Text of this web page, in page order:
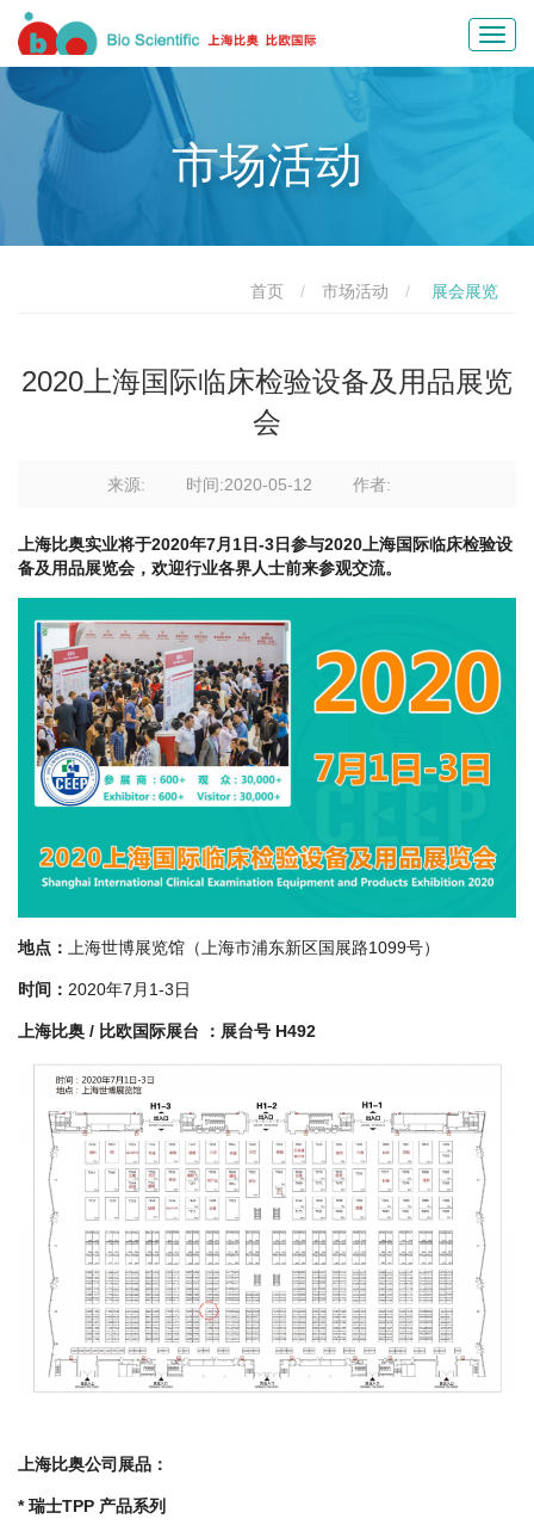
市场活动
首页 市场活动 展会展览
2020上海国际临床检验设备及用品展览
会
来源: 时间:2020-05-12 作者:
上海比奥实业将于2020年7月1日-3日参与2020上海国际临床检验设
备及用品展览会，欢迎行业各界人士前来参观交流。
地点： 上海世博展览馆（上海市浦东新区国展路1099号）
时间： 2020年7月1-3日
上海比奥 / 比欧国际展台 ：展台号 H492
上海比奥公司展品：
* 瑞士TPP 产品系列